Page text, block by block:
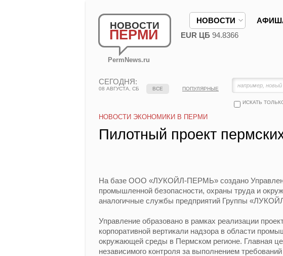
НОВОСТИ
ПЕРМИ
PermNews.ru
НОВОСТИ
EUR ЦБ 94.8366
СЕГОДНЯ:
08 АВГУСТА, СБ
ИСКАТЬ
ВСЕ ПОПУЛЯРНЫЕ
НОВОСТИ ЭКОНОМИКИ В ПЕРМИ
Пилотный проект
На базе ООО «ЛУКОЙЛ-ПЕРМЬ» создано
промышленной безопасности, охраны труда и
аналогичные службы предприятий Группы
Управление образовано в рамках реализации
корпоративной вертикали надзора в области
окружающей среды в Пермском регионе. Главная
независимого контроля за выполнением